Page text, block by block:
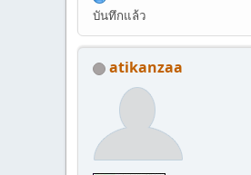
บันทึกแล้ว
atikanzaa